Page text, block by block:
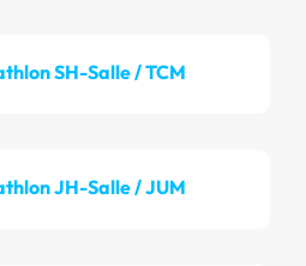
SH-Salle / TCM
JH-Salle / JUM